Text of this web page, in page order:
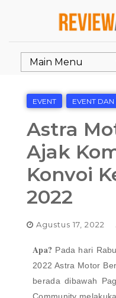
EVENT EVENT
Astra
Ajak
Konvoi
2022
Agustus 17, 2022
Apa? Pada hari
2022 Astra Motor
berada dibawah